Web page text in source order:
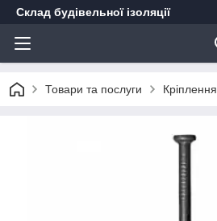
Склад будівельної ізоляції
Товари та послуги Кріплення